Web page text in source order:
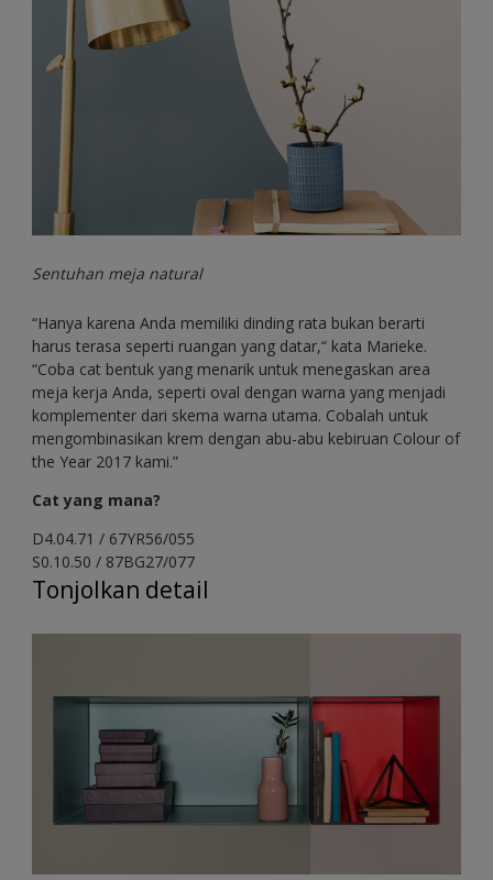
Sentuhan meja natural
“Hanya karena Anda memiliki dinding rata bukan berarti
harus terasa seperti ruangan yang datar,“ kata Marieke.
“Coba cat bentuk yang menarik untuk menegaskan area
meja kerja Anda, seperti oval dengan warna yang menjadi
komplementer dari skema warna utama. Cobalah untuk
mengombinasikan krem dengan abu-abu kebiruan Colour of
the Year 2017 kami.”
Cat yang mana?
D4.04.71 / 67YR56/055
S0.10.50 / 87BG27/077
Tonjolkan detail